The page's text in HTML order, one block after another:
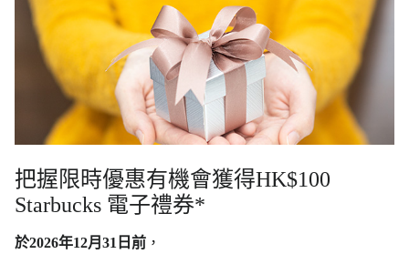
把握限時優惠有機會獲得HK$100
Starbucks 電子禮券*
於2026年12月31日前 ，